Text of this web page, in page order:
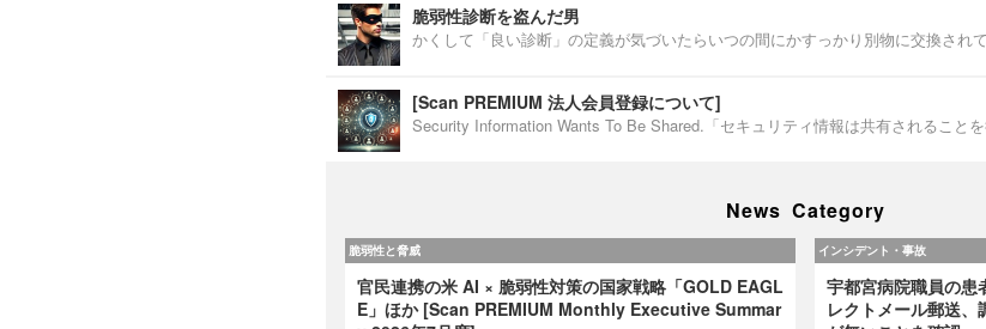
脆弱性診断を盗んだ男
かくして「良い診断」の定義が気づいたらいつの間にかすっかり別物に交換され
[Scan PREMIUM 法人会員登録について]
Security Information Wants To Be Shared.「セキュリティ情報は共有されることを
News Category
脆弱性と脅威
官民連携の米 AI × 脆弱性対策の国家戦略「GOLD EAGL
E」ほか [Scan PREMIUM Monthly Executive Summar
インシデント・事故
宇都宮病院職員の患
レクトメール郵送